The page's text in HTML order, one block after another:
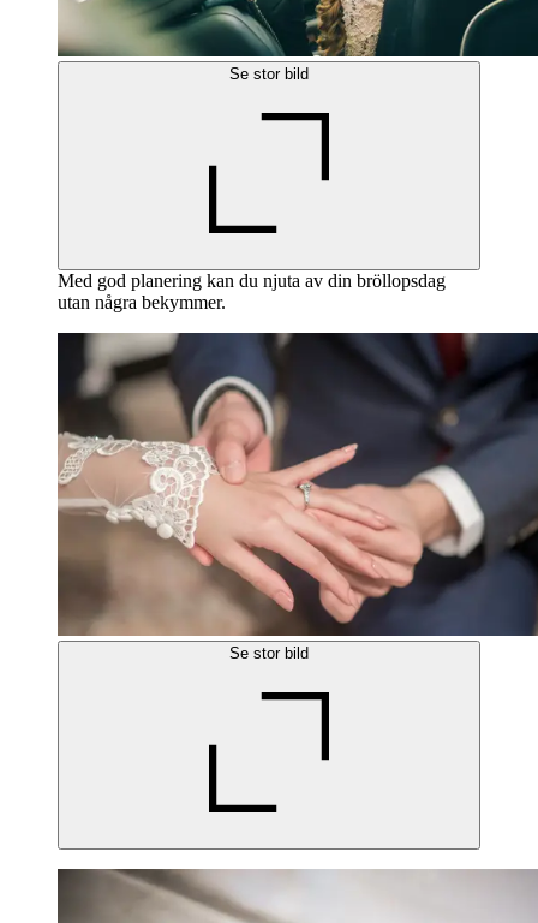
Se stor bild
Med god planering kan du njuta av din bröllopsdag
utan några bekymmer.
Se stor bild